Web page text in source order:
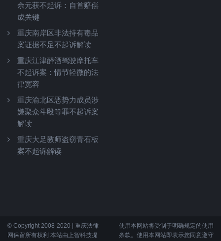
余元获不起诉：自首赔偿
成关键
重庆南岸区非法持有毒品
案证据不足不起诉解读
重庆江津醉酒驾驶摩托车
不起诉案：情节轻微的法
律宽容
重庆渝北区恶势力成员涉
嫌聚众斗殴等罪不起诉案
解读
重庆大足教师盗窃青石板
案不起诉解读
© Copyright 2008-2020 | 重庆法律
网保留所有权利 本站由上智科技提
使用本网站将受制于明确规定的使用
条款。使用本网站即表示您同意遵守